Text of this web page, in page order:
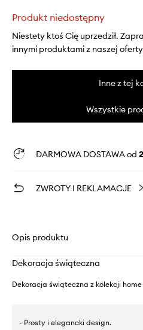
Produkt niedostępny
Niestety ktoś Cię uprzedził.
innymi produktami z naszej
Inne z tej
Wszystkie
DARMOWA DOSTAWA od
ZWROTY I REKLAMACJE
Opis produktu
Dekoracja świąteczna
Dekoracja świąteczna z kolekcji
- Prosty i elegancki design.